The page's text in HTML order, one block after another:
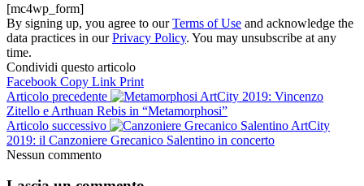
[mc4wp_form]
By signing up, you agree to ourTerms of Use and acknowledge the
data practices in ourPrivacy Policy. You may unsubscribe at any
time.
Condividi questo articolo
Facebook Copy Link Print
Articolo precedente
ArtCity 2019: Vincenzo
Zitello e Arthuan Rebis in “Metamorphosi”
Articolo successivo
ArtCity
2019: il Canzoniere Grecanico Salentino in concerto
Nessun commento